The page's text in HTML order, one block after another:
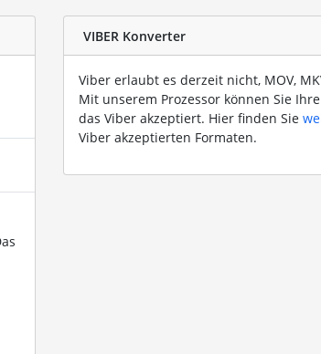
VIBER Konverter
Viber erlaubt es derzeit nicht, MOV,
Mit unserem Prozessor können Sie
das Viber akzeptiert. Hier finden Sie
Viber akzeptierten Formaten.